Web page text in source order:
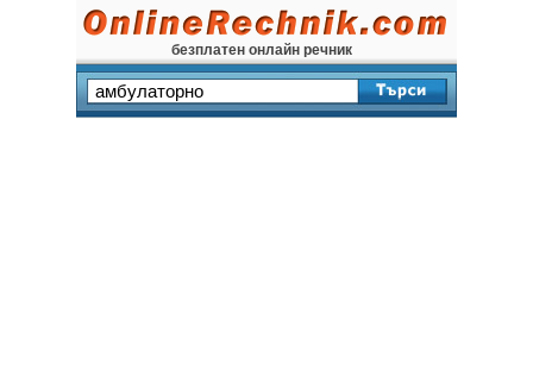
безплатен онлайн речник